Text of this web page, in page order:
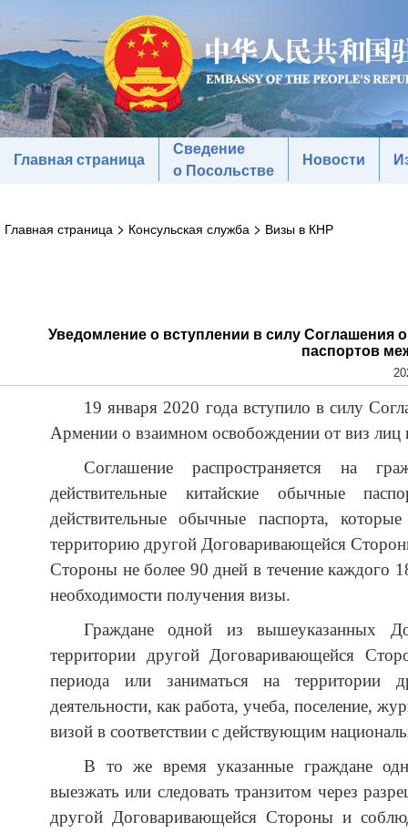
Главная страница
Сведение
о Посольстве
Новости
Главная страница > Консульская служба > Визы в КНР
Уведомление о вступлении в силу
паспортов
19 января 2020 года вступило в силу
Армении о взаимном освобождении от виз
Соглашение распространяется на
действительные китайские обычные
действительные обычные паспорта,
территорию другой Договаривающейся
Стороны не более 90 дней в течение каждого
необходимости получения визы.
Граждане одной из вышеуказанных
территории другой Договаривающейся
периода или заниматься на территории
деятельности, как работа, учеба, поселение,
визой в соответствии с действующим
В то же время указанные граждане
выезжать или следовать транзитом через
другой Договаривающейся Стороны и